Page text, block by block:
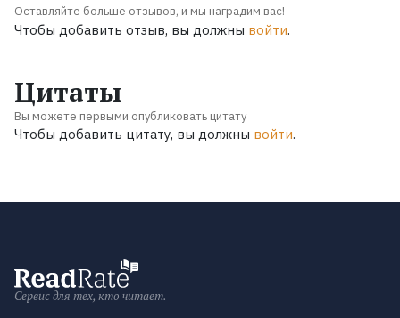
Оставляйте больше отзывов, и мы наградим вас!
Чтобы добавить отзыв, вы должны войти.
Цитаты
Вы можете первыми опубликовать цитату
Чтобы добавить цитату, вы должны войти.
Сервис для тех, кто читает.